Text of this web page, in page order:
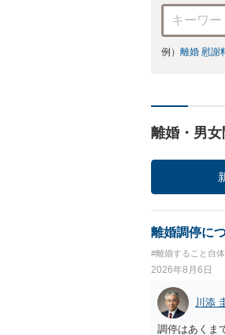
例） 離婚 慰謝
離婚・男
離婚調停に
#離婚すること自体
2026年8月6日
川添
調停はあくま